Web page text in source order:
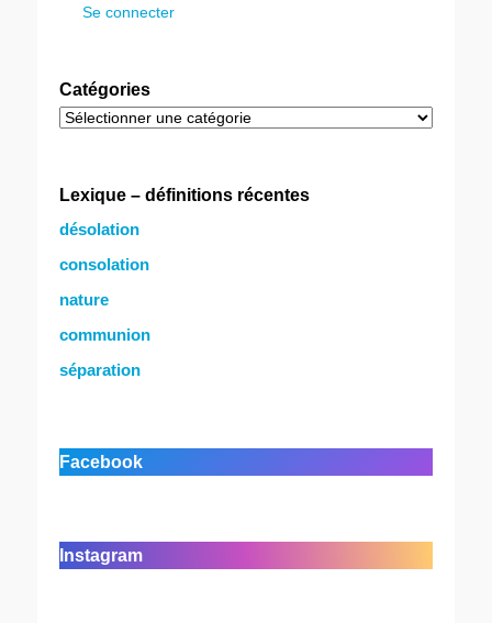
Se connecter
Catégories
Catégories
Lexique – définitions récentes
désolation
consolation
nature
communion
séparation
Facebook
Instagram